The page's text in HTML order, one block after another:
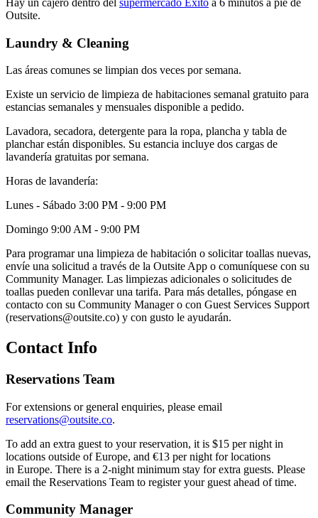
Outsite.
Laundry & Cleaning
Las áreas comunes se limpian dos veces por semana.
Existe un servicio de limpieza de habitaciones semanal gratuito para
estancias semanales y mensuales disponible a pedido.
Lavadora, secadora, detergente para la ropa, plancha y tabla de
planchar están disponibles. Su estancia incluye dos cargas de
lavandería gratuitas por semana.
Horas de lavandería:
Lunes - Sábado 3:00 PM - 9:00 PM
Domingo 9:00 AM - 9:00 PM
Para programar una limpieza de habitación o solicitar toallas nuevas,
envíe una solicitud a través de la Outsite App o comuníquese con su
Community Manager. Las limpiezas adicionales o solicitudes de
toallas pueden conllevar una tarifa. Para más detalles, póngase en
contacto con su Community Manager o con Guest Services Support
(reservations@outsite.co) y con gusto le ayudarán.
Contact Info
Reservations Team
For extensions or general enquiries, please email
reservations@outsite.co.
To add an extra guest to your reservation, it is $15 per night in
locations outside of Europe, and €13 per night for locations
in Europe. There is a 2-night minimum stay for extra guests. Please
email the Reservations Team to register your guest ahead of time.
Community Manager